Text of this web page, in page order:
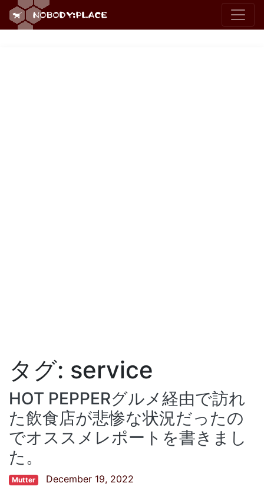
タグ: service
HOT PEPPERグルメ経由で訪れ
た飲食店が悲惨な状況だったの
でオススメレポートを書きまし
た。
Mutter December 19, 2022